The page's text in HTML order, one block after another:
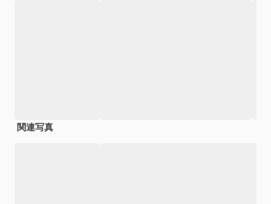
関連写真